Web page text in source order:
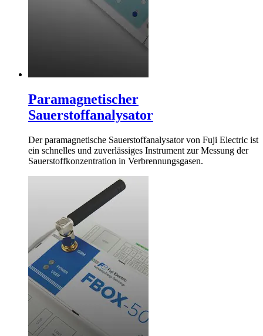
Paramagnetischer
Sauerstoffanalysator
Der paramagnetische Sauerstoffanalysator von Fuji Electric ist
ein schnelles und zuverlässiges Instrument zur Messung der
Sauerstoffkonzentration in Verbrennungsgasen.